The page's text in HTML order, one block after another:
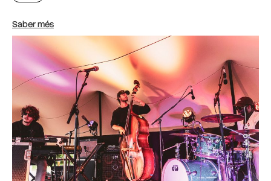
Saber més